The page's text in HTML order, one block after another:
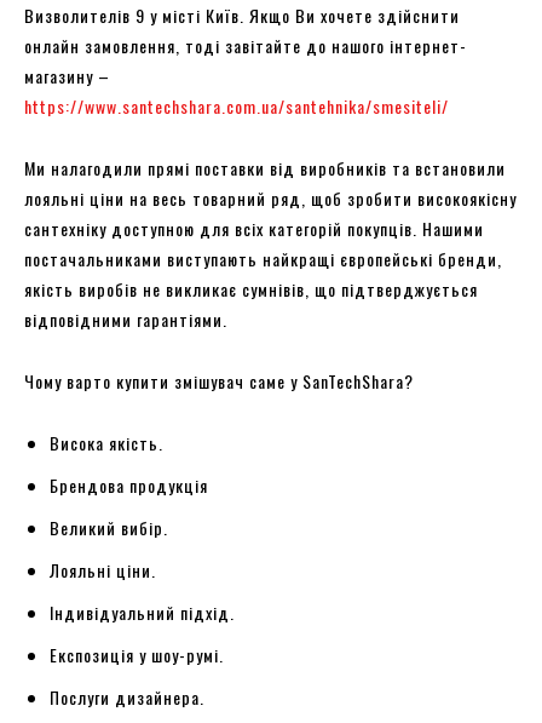
Визволителів 9 у місті Київ. Якщо Ви хочете здійснити
онлайн замовлення, тоді завітайте до нашого інтернет-
магазину –
https://www.santechshara.com.ua/santehnika/smesiteli/
Ми налагодили прямі поставки від виробників та встановили
лояльні ціни на весь товарний ряд, щоб зробити високоякісну
сантехніку доступною для всіх категорій покупців. Нашими
постачальниками виступають найкращі європейські бренди,
якість виробів не викликає сумнівів, що підтверджується
відповідними гарантіями.
Чому варто купити змішувач саме у SanTechShara?
Висока якість.
Брендова продукція
Великий вибір.
Лояльні ціни.
Індивідуальний підхід.
Експозиція у шоу-румі.
Послуги дизайнера.